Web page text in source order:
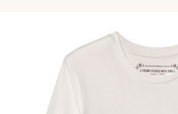
メンズ下着
ジュニア・ティーンズ下着
メンズファッション
メンズ下着
家電・雑貨すべて
寝具・インテリア・家具
寝具・インテリア・家具通販すべて
美容・健康
ジュニア・ティーンズ下着
キッチン・雑貨・日用品
寝具・インテリア・家具通販すべて
家具・収納
美容・健康通販すべて
制服・スクール